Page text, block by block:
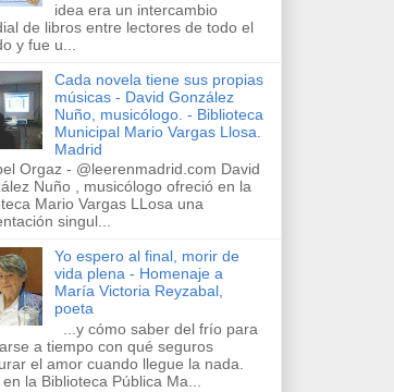
idea era un intercambio
de libros entre lectores de todo el
y fue u...
Cada novela tiene sus propias
músicas - David González
Nuño, musicólogo. - Biblioteca
Municipal Mario Vargas Llosa.
Madrid
Orgaz - @leerenmadrid.com David
Nuño , musicólogo ofreció en la
Mario Vargas LLosa una
singul...
Yo espero al final, morir de
vida plena - Homenaje a
María Victoria Reyzabal,
poeta
...y cómo saber del frío para
a tiempo con qué seguros
el amor cuando llegue la nada.
la Biblioteca Pública Ma...